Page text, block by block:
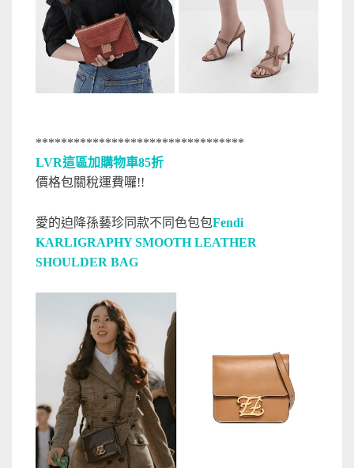
*********************************
LVR這區加購物車85折
價格包關稅運費囉!!
愛的迫降孫藝珍同款不同色包包Fendi
KARLIGRAPHY SMOOTH LEATHER
SHOULDER BAG